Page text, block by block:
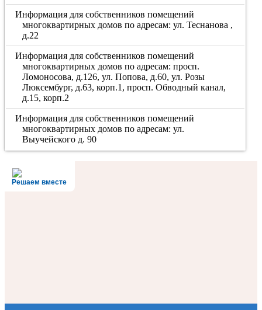
Информация для собственников помещений
многоквартирных домов по адресам: ул. Теснанова ,
д.22
Информация для собственников помещений
многоквартирных домов по адресам: просп.
Ломоносова, д.126, ул. Попова, д.60, ул. Розы
Люксембург, д.63, корп.1, просп. Обводный канал,
д.15, корп.2
Информация для собственников помещений
многоквартирных домов по адресам: ул.
Выучейского д. 90
Решаем вместе